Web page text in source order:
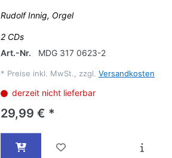
Rudolf Innig, Orgel
2 CDs
Art.-Nr.
MDG 317 0623-2
* Preise inkl. MwSt., zzgl. Versandkosten
derzeit nicht lieferbar
29,99 € *